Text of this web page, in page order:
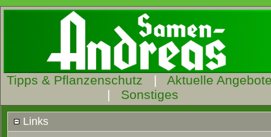
Tipps & Pflanzenschutz | Aktuelle
| Sonstiges
Links